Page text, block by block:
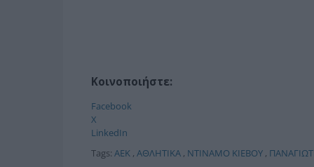
Κοινοποιήστε:
Facebook
X
LinkedIn
Tags: ΑΕΚ, ΑΘΛΗΤΙΚΑ, ΝΤΙΝΑΜΟ ΚΙΕΒΟΥ,